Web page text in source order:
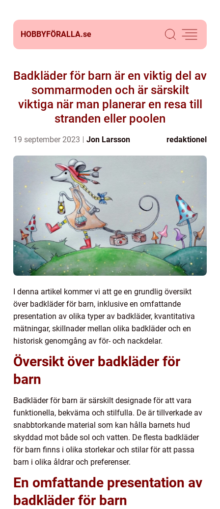
HOBBYFÖRALLA.se
Badkläder för barn är en viktig del av
sommarmoden och är särskilt
viktiga när man planerar en resa till
stranden eller poolen
19 september 2023 Jon Larsson redaktionel
I denna artikel kommer vi att ge en grundlig översikt
över badkläder för barn, inklusive en omfattande
presentation av olika typer av badkläder, kvantitativa
mätningar, skillnader mellan olika badkläder och en
historisk genomgång av för- och nackdelar.
Översikt över badkläder för
barn
Badkläder för barn är särskilt designade för att vara
funktionella, bekväma och stilfulla. De är tillverkade av
snabbtorkande material som kan hålla barnets hud
skyddad mot både sol och vatten. De flesta badkläder
för barn finns i olika storlekar och stilar för att passa
barn i olika åldrar och preferenser.
En omfattande presentation av
badkläder för barn